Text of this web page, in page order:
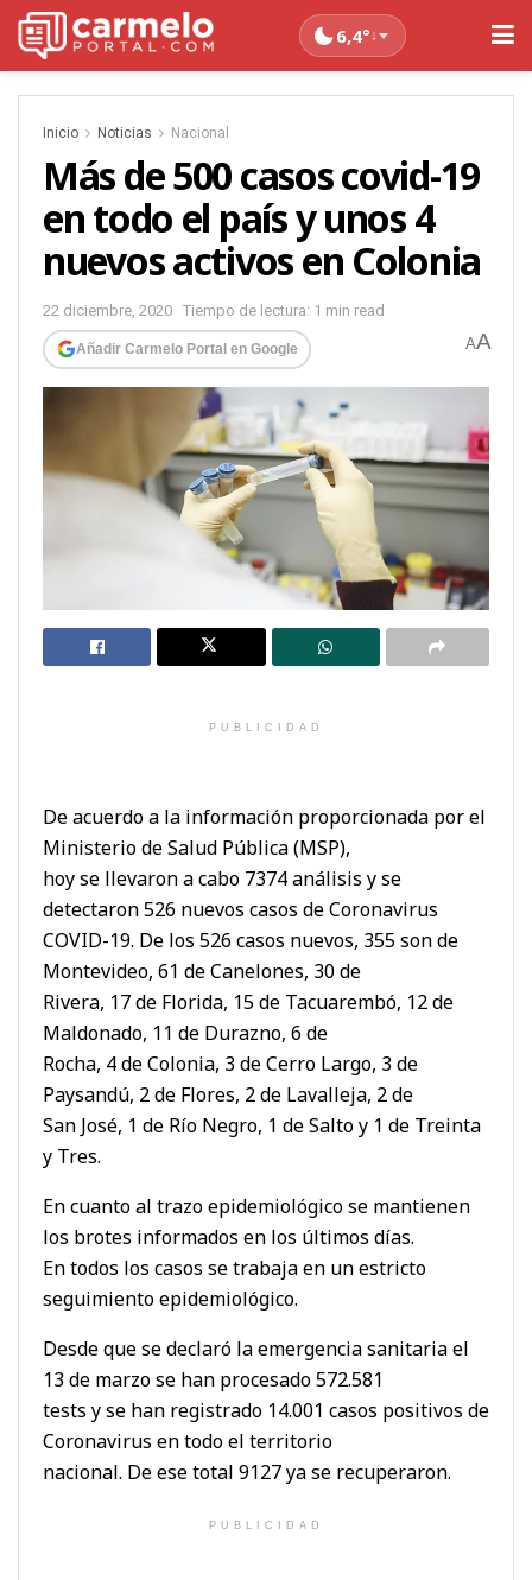
6,4°↓
Inicio Noticias Nacional
Más de 500 casos covid-19
en todo el país y unos 4
nuevos activos en Colonia
22 diciembre, 2020 Tiempo de lectura: 1 min read
Añadir Carmelo Portal en Google AA
PUBLICIDAD
De acuerdo a la información proporcionada por el
Ministerio de Salud Pública (MSP),
hoy se llevaron a cabo 7374 análisis y se
detectaron 526 nuevos casos de Coronavirus
COVID-19. De los 526 casos nuevos, 355 son de
Montevideo, 61 de Canelones, 30 de
Rivera, 17 de Florida, 15 de Tacuarembó, 12 de
Maldonado, 11 de Durazno, 6 de
Rocha, 4 de Colonia, 3 de Cerro Largo, 3 de
Paysandú, 2 de Flores, 2 de Lavalleja, 2 de
San José, 1 de Río Negro, 1 de Salto y 1 de Treinta
y Tres.
En cuanto al trazo epidemiológico se mantienen
los brotes informados en los últimos días.
En todos los casos se trabaja en un estricto
seguimiento epidemiológico.
Desde que se declaró la emergencia sanitaria el
13 de marzo se han procesado 572.581
tests y se han registrado 14.001 casos positivos de
Coronavirus en todo el territorio
nacional. De ese total 9127 ya se recuperaron.
PUBLICIDAD